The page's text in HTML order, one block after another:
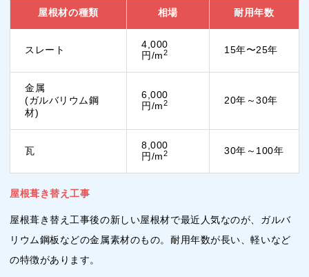
屋根材の種類 相場 耐用年数
スレート
4,000
円/m2 15年〜25年
金属
(ガルバリウム鋼
材)
6,000
円/m2 20年～30年
瓦
8,000
円/m2 30年～100年
屋根葺き替え工事
屋根葺き替え工事後の新しい屋根材で最近人気なのが、ガルバ
リウム鋼板などの金属素材のもの。耐用年数が長い、軽いなど
の特徴があります。